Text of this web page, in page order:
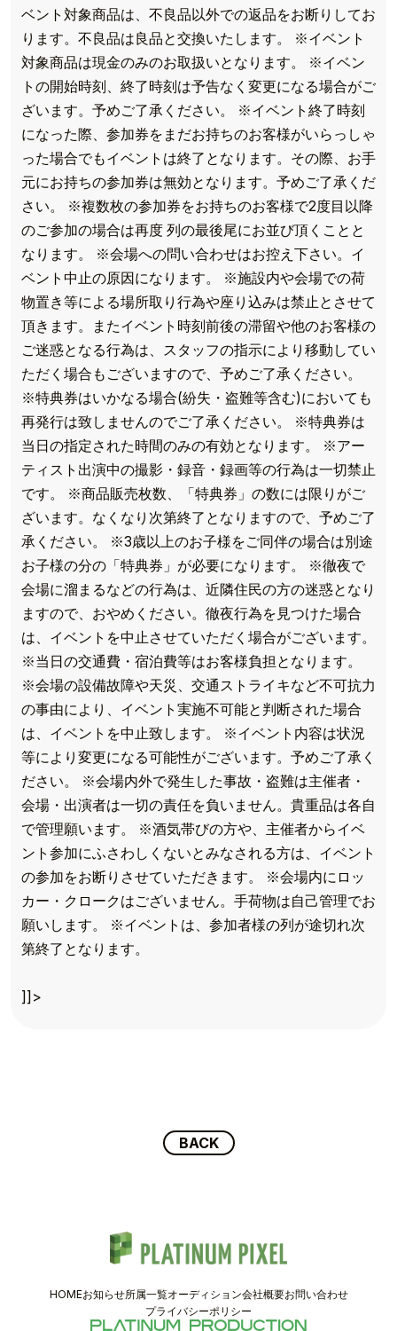
TOP
TOPICS
AUDITION
COMPANY
PIXEL SHOP
ベント対象商品は、不良品以外での返品をお断りしてお
ります。不良品は良品と交換いたします。
※イベント
対象商品は現金のみのお取扱いとなります。
※イベン
トの開始時刻、終了時刻は予告なく変更になる場合がご
ざいます。予めご了承ください。
※イベント終了時刻
になった際、参加券をまだお持ちのお客様がいらっしゃ
った場合でもイベントは終了となります。その際、お手
元にお持ちの参加券は無効となります。予めご了承くだ
さい。
※複数枚の参加券をお持ちのお客様で2度目以降
のご参加の場合は再度 列の最後尾にお並び頂くことと
なります。
※会場への問い合わせはお控え下さい。イ
ベント中止の原因になります。
※施設内や会場での荷
物置き等による場所取り行為や座り込みは禁止とさせて
頂きます。またイベント時刻前後の滞留や他のお客様の
ご迷惑となる行為は、スタッフの指示により移動してい
ただく場合もございますので、予めご了承ください。
※特典券はいかなる場合(紛失・盗難等含む)においても
再発行は致しませんのでご了承ください。
※特典券は
当日の指定された時間のみの有効となります。
※アー
ティスト出演中の撮影・録音・録画等の行為は一切禁止
です。
※商品販売枚数、「特典券」の数には限りがご
ざいます。なくなり次第終了となりますので、予めご了
承ください。
※3歳以上のお子様をご同伴の場合は別途
お子様の分の「特典券」が必要になります。
※徹夜で
会場に溜まるなどの行為は、近隣住民の方の迷惑となり
ますので、おやめください。徹夜行為を見つけた場合
は、イベントを中止させていただく場合がございます。
※当日の交通費・宿泊費等はお客様負担となります。
※会場の設備故障や天災、交通ストライキなど不可抗力
の事由により、イベント実施不可能と判断された場合
は、イベントを中止致します。
※イベント内容は状況
等により変更になる可能性がございます。予めご了承く
ださい。
※会場内外で発生した事故・盗難は主催者・
会場・出演者は一切の責任を負いません。貴重品は各自
で管理願います。
※酒気帯びの方や、主催者からイベ
ント参加にふさわしくないとみなされる方は、イベント
の参加をお断りさせていただきます。
※会場内にロッ
カー・クロークはございません。手荷物は自己管理でお
願いします。
※イベントは、参加者様の列が途切れ次
第終了となります。
]]>
BACK
HOMEお知らせ所属一覧オーディション会社概要お問い合わせ
プライバシーポリシー